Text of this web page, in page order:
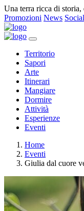
Una terra ricca di storia,
Promozioni News
Territorio
Sapori
Arte
Itinerari
Mangiare
Dormire
Attività
Esperienze
Eventi
Home
Eventi
Giulia dal cuore